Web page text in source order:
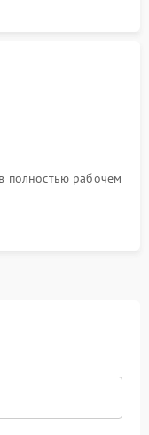
полностью рабочем